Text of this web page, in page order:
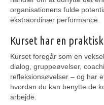
organisationens fulde
ekstraordinær performance.
Kurset har en
Kurset foregår som en
dialog, gruppeøvelser,
refleksionsøvelser – og har
hvordan du kan benytte de
arbejde.